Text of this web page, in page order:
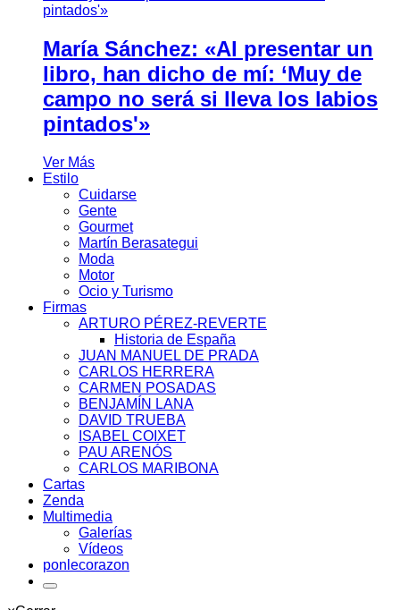
María Sánchez: «Al presentar un
libro, han dicho de mí: ‘Muy de
campo no será si lleva los labios
pintados'»
Ver Más
Estilo
Cuidarse
Gente
Gourmet
Martín Berasategui
Moda
Motor
Ocio y Turismo
Firmas
ARTURO PÉREZ-REVERTE
Historia de España
JUAN MANUEL DE PRADA
CARLOS HERRERA
CARMEN POSADAS
BENJAMÍN LANA
DAVID TRUEBA
ISABEL COIXET
PAU ARENÓS
CARLOS MARIBONA
Cartas
Zenda
Multimedia
Galerías
Vídeos
ponlecorazon